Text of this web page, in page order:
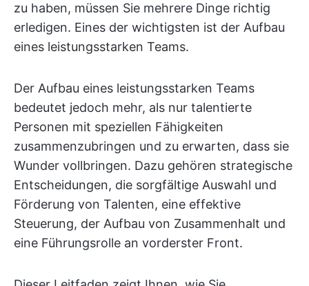
zu haben, müssen Sie mehrere Dinge richtig
erledigen. Eines der wichtigsten ist der Aufbau
eines leistungsstarken Teams.
Der Aufbau eines leistungsstarken Teams
bedeutet jedoch mehr, als nur talentierte
Personen mit speziellen Fähigkeiten
zusammenzubringen und zu erwarten, dass sie
Wunder vollbringen. Dazu gehören strategische
Entscheidungen, die sorgfältige Auswahl und
Förderung von Talenten, eine effektive
Steuerung, der Aufbau von Zusammenhalt und
eine Führungsrolle an vorderster Front.